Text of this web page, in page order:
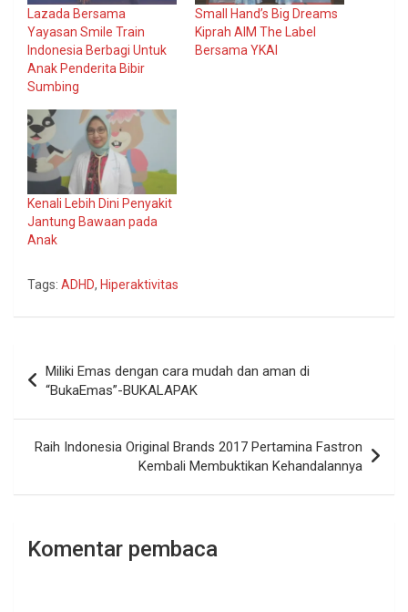
Lazada Bersama
Yayasan Smile Train
Indonesia Berbagi Untuk
Anak Penderita Bibir
Sumbing
Small Hand’s Big Dreams
Kiprah AIM The Label
Bersama YKAI
Kenali Lebih Dini Penyakit
Jantung Bawaan pada
Anak
Tags: ADHD, Hiperaktivitas
pos
Miliki Emas dengan cara mudah dan aman di
“BukaEmas”-BUKALAPAK
Raih Indonesia Original Brands 2017 Pertamina Fastron
Kembali Membuktikan Kehandalannya
Komentar pembaca